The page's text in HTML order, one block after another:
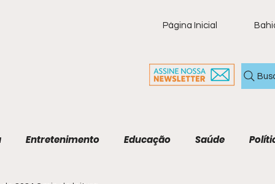
Página Inicial
Entretenimento Educação Saúde